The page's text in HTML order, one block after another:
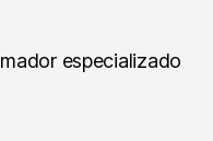
especializado